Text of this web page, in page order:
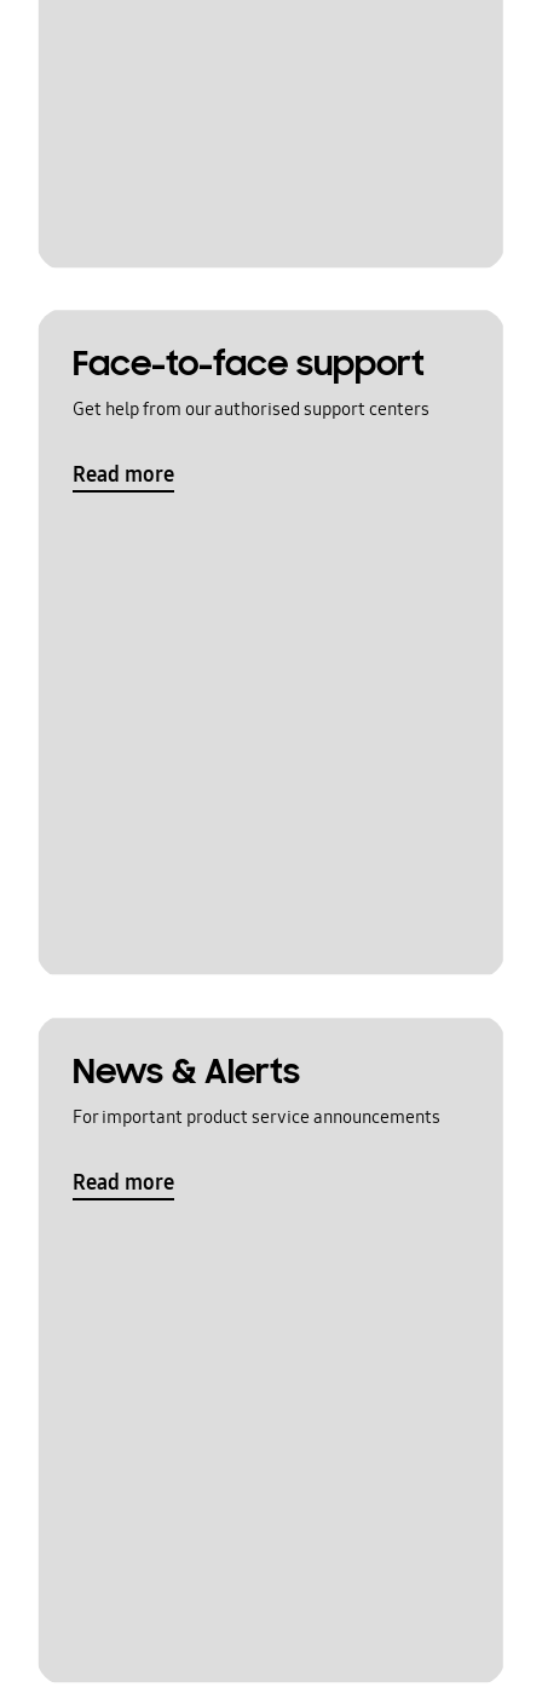
Face-to-face support
Get help from our authorised support centers
Read more
News & Alerts
For important product service announcements
Read more